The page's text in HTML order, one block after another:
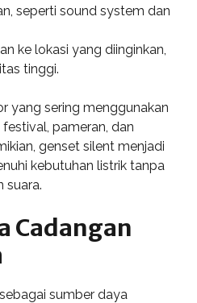
seperti sound system dan
ke lokasi yang diinginkan,
tinggi.
yang sering menggunakan
pameran, dan
genset silent menjadi
kebutuhan listrik tanpa
suara.
Cadangan
sumber daya